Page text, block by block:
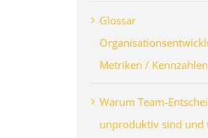
Glossar
Metriken / Kennzahlen
Warum Team-
unproduktiv sind und